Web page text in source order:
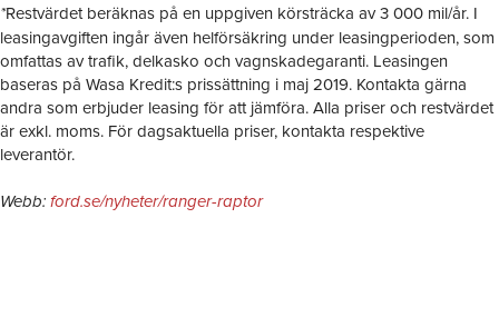
*Restvärdet beräknas på en uppgiven körsträcka av 3 000 mil/år. I
leasingavgiften ingår även helförsäkring under leasingperioden, som
omfattas av trafik, delkasko och vagnskadegaranti. Leasingen
baseras på Wasa Kredit:s prissättning i maj 2019. Kontakta gärna
andra som erbjuder leasing för att jämföra. Alla priser och restvärdet
är exkl. moms. För dagsaktuella priser, kontakta respektive
leverantör.
Webb:ford.se/nyheter/ranger-raptor